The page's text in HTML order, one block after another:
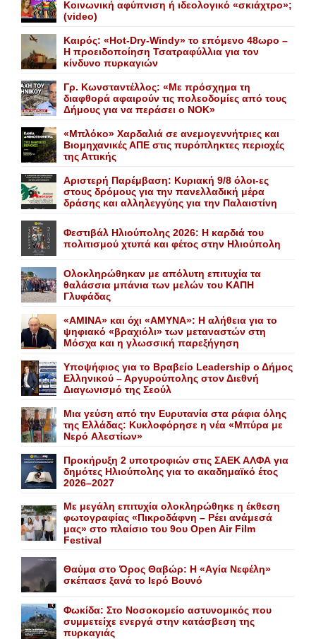
Κοινωνική αφύπνιση ή ιδεολογικό «σκιάχτρο»;
(video)
Καιρός: «Hot-Dry-Windy» το επόμενο 48ωρο –
Η προειδοποίηση Τσατραφύλλια για τον
κίνδυνο πυρκαγιών
Γρ. Κωνσταντέλλος: «Με πρόσχημα τη
διαφθορά αφαιρούν τις πολεοδομίες από τους
Δήμους για να περάσει ο NOK»
«Mπλόκο» Xαρδαλιά σε ανεμογεννήτριες και
Bιομηχανικές ΑΠΕ στις πυρόπληκτες περιοχές
της Αττικής
Αριστερή Παρέμβαση: Κυριακή 9/8 όλοι-ες
στους δρόμους για την πανελλαδική μέρα
δράσης και αλληλεγγύης για την Παλαιστίνη
Φεστιβάλ Ηλιούπολης 2026: Η καρδιά του
πολιτισμού χτυπά και φέτος στην Ηλιούπολη
Ολοκληρώθηκαν με απόλυτη επιτυχία τα
θαλάσσια μπάνια των μελών του KAΠH
Γλυφάδας
«AMINA» και όχι «ΑΜΥΝΑ»: Η αλήθεια για το
ψηφιακό «βραχιόλι» των μεταναστών στη
Μόσχα και η γλωσσική παρεξήγηση
Yποψήφιος για το Bραβείο Leadership ο Δήμος
Ελληνικού – Αργυρούπολης στον Διεθνή
Διαγωνισμό της Σεούλ
Mια γεύση από την Eυρυτανία στα ράφια όλης
της Ελλάδας: Κυκλοφόρησε η νέα «Μπύρα με
Nερό Aλεστίων»
Προκήρυξη 2 υποτροφιών στις ΣΑΕΚ ΑΛΦΑ για
δημότες Ηλιούπολης για το ακαδημαϊκό έτος
2026–2027
Με μεγάλη επιτυχία ολοκληρώθηκε η έκθεση
φωτογραφίας «Πικροδάφνη – Ρέει ανάμεσά
μας» στο πλαίσιο του 9ου Open Air Film
Festival
Θαύμα στο Όρος Θαβώρ: H «Aγία Nεφέλη»
σκέπασε ξανά το Iερό Bουνό
Φωκίδα: Στο Νοσοκομείο αστυνομικός που
συμμετείχε ενεργά στην κατάσβεση της
πυρκαγιάς